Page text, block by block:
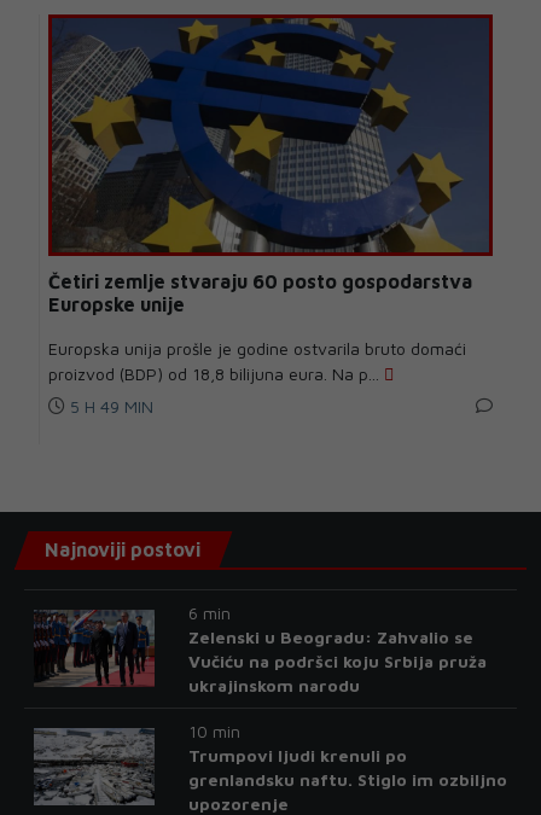
Četiri zemlje stvaraju 60 posto gospodarstva
Europske unije
Europska unija prošle je godine ostvarila bruto domaći
proizvod (BDP) od 18,8 bilijuna eura. Na p...
5 H 49 MIN
Najnoviji postovi
6 min
Zelenski u Beogradu: Zahvalio se
Vučiću na podršci koju Srbija pruža
ukrajinskom narodu
10 min
Trumpovi ljudi krenuli po
grenlandsku naftu. Stiglo im ozbiljno
upozorenje